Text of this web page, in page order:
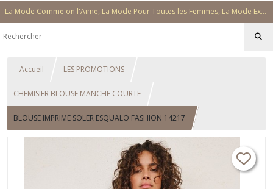
La Mode Comme on l'Aime, La Mode Pour Toutes les Femmes, La Mode Exclusive Aux Matières Et Couleurs Novatrices, La Mode Qui Vous Séduira
Accueil LES PROMOTIONS
CHEMISIER BLOUSE MANCHE COURTE
BLOUSE IMPRIME SOLER ESQUALO FASHION 14217